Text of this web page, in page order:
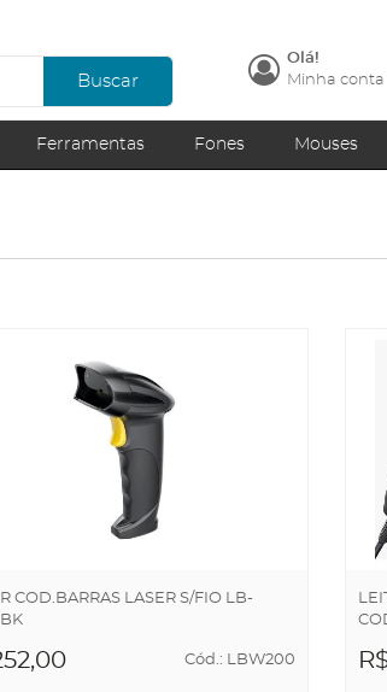
Buscar
Olá!
Minha conta
Ferramentas Fones Mouses
COD.BARRAS LASER S/FIO LB-
Cód.: LBW200